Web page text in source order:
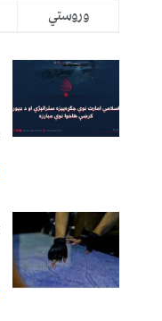
وروستي